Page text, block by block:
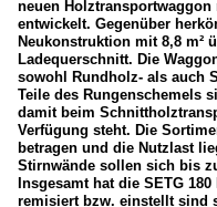
neuen Holztransportwaggon
entwickelt. Gegenüber
Neukonstruktion mit 8,8 m²
Ladequerschnitt. Die
sowohl Rundholz- als auch
Teile des Rungenschemels
damit beim
Verfügung steht. Die
betragen und die Nutzlast
Stirnwände sollen sich bis
Insgesamt hat die SETG
remisiert bzw. einstellt sind